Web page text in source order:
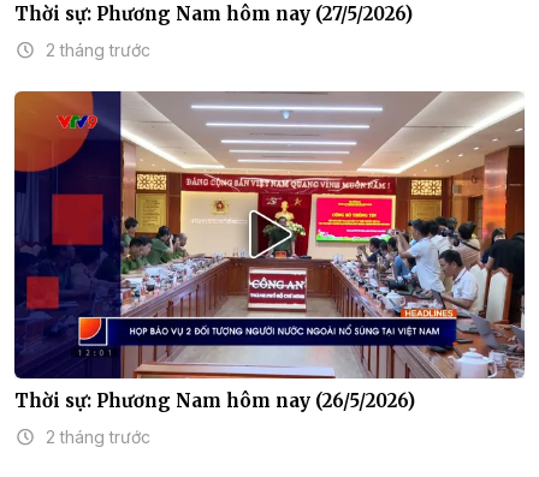
Thời sự: Phương Nam hôm nay (27/5/2026)
2 tháng trước
Thời sự: Phương Nam hôm nay (26/5/2026)
2 tháng trước